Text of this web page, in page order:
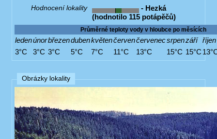
Hodnocení lokality
- Hezká
(hodnotilo 115 potápěčů)
Průměrné teploty vody v hloubce po měsících
ledenúnorbřezendubenkvětenčervenčervenecsrpenzáří říjen
3°C
3°C 3°C 5°C 7°C 11°C 13°C 15°C 15°C
Obrázky lokality